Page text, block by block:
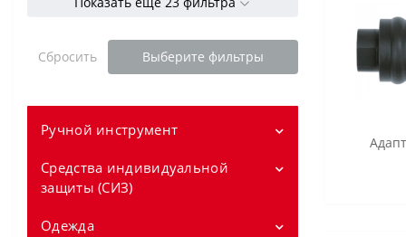
Сбросить Выберите фильтры
Ручной инструмент
Измерение
Средства индивидуальной
защиты (СИЗ)
Перчатки
Одежда